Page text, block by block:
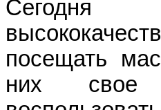
Сегодня
посещать
них свое